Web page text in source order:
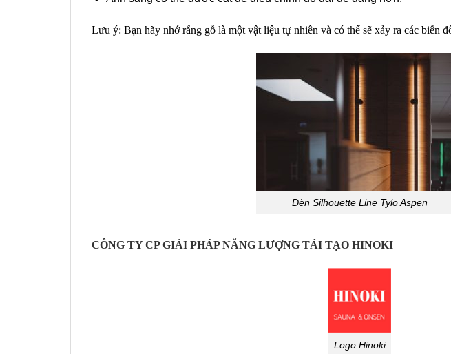
Lưu ý: Bạn hãy nhớ rằng gỗ là một vật liệu tự nhiên và có thể sẽ xảy ra các biến
Đèn Silhouette Line Tylo Aspen
CÔNG TY CP GIẢI PHÁP NĂNG LƯỢNG TÁI TẠO HINOKI
Logo Hinoki